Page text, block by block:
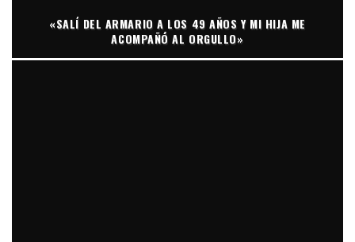
«SALÍ DEL ARMARIO A LOS 49 AÑOS Y MI HIJA ME
ACOMPAÑÓ AL ORGULLO»